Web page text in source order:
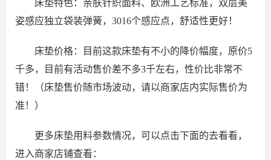
床垫特色：亲肤针织面料、欧洲工艺标准，双层美
姿感应独立袋装弹簧，3016个感应点，舒适性更好！
床垫价格：目前这款床垫有不小的降价幅度，原价5
千多，目前有活动售价差不多3千左右，性价比非常不
错！（床垫售价随市场波动，请以商家店内实际售价为
准！）
更多床垫用料参数情况，可以点击下面的去看看，
进入商家店铺查看：